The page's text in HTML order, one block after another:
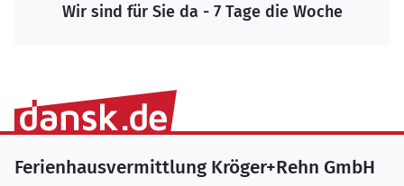
Wir sind für Sie da - 7 Tage die Woche
Ferienhausvermittlung Kröger+Rehn GmbH